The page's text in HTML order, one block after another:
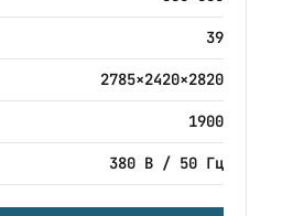
39
2785×2420×2820
1900
380 В / 50 Гц